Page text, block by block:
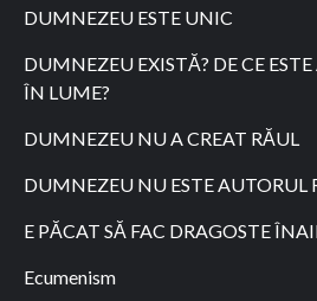
DUMNEZEU ESTE UNIC
DUMNEZEU EXISTĂ? DE CE
ÎN LUME?
DUMNEZEU NU A CREAT RĂUL
DUMNEZEU NU ESTE AUTORUL
E PĂCAT SĂ FAC DRAGOSTE
Ecumenism